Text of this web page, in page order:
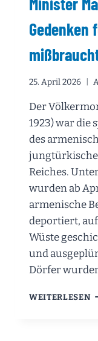
25. April 2026
Der
1923) war die
des
jungtürkische
Reiches.
wurden ab
armenische
deportiert,
Wüste
und
Dörfer
WEITERLESEN